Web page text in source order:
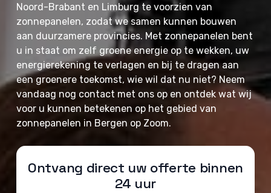
Noord-Brabant en Limburg te voorzien van
zonnepanelen, zodat we samen kunnen bouwen
aan duurzamere provincies. Met zonnepanelen bent
u in staat om zelf groene energie op te wekken, uw
energierekening te verlagen en bij te dragen aan
een groenere toekomst, wie wil dat nu niet? Neem
vandaag nog contact met ons op en ontdek wat wij
voor u kunnen betekenen op het gebied van
zonnepanelen in Bergen op Zoom.
Ontvang direct uw offerte binnen
24 uur